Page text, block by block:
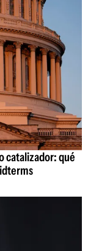
catalizador: qué